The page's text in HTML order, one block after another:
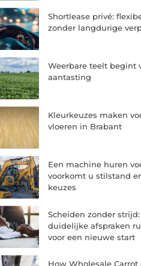
Shortlease privé:
zonder langdurige
Weerbare teelt begint
aantasting
Kleurkeuzes maken
vloeren in Brabant
Een machine huren
voorkomt u stilstand
keuzes
Scheiden zonder
duidelijke afspraken
voor een nieuwe start
How Wholesale Carrot